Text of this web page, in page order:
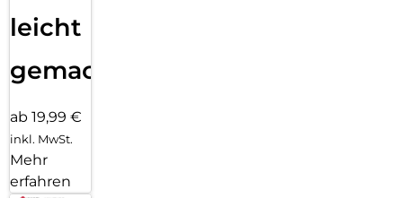
leicht
gemacht!
ab 19,99 €
inkl. MwSt.
Mehr
erfahren